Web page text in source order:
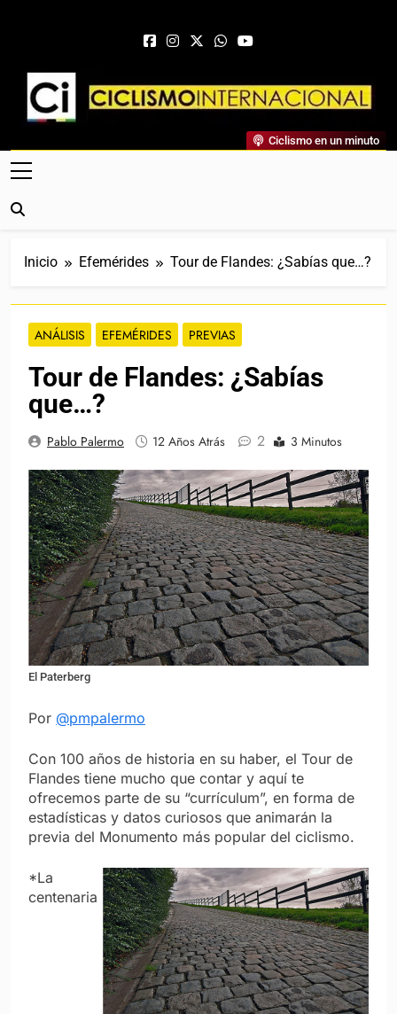
Ciclismo Internacional
Web Dedicada Al Ciclismo Mundial. Entrevistas, Análisis,
Crónicas, Previas Y Más. La Web Ciclista De Referencia.
Ciclismo en un minuto
Inicio Efemérides Tour de Flandes: ¿Sabías que…?
ANÁLISIS EFEMÉRIDES PREVIAS
Tour de Flandes: ¿Sabías
que…?
Pablo Palermo 12 Años Atrás 2 3 Minutos
El Paterberg
Por @pmpalermo
Con 100 años de historia en su haber, el Tour de
Flandes tiene mucho que contar y aquí te
ofrecemos parte de su “currículum”, en forma de
estadísticas y datos curiosos que animarán la
previa del Monumento más popular del ciclismo.
*La
centenaria